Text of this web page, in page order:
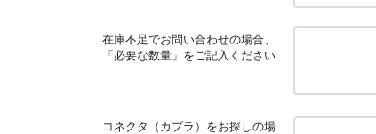
在庫不足でお問い合わせの場合、
「必要な数量」をご記入ください
コネクタ（カプラ）をお探しの場